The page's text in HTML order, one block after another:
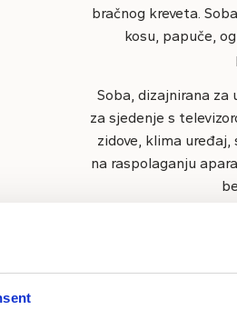
bračnog kreveta.
kosu, papuče,
Soba, dizajnirana za
za sjedenje s
zidove, klima
na raspolaganju